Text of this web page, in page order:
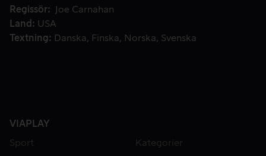
Regissör
Joe Carnahan
Land
USA
Textning
Danska Finska Norska Svenska
VIAPLAY
Sport
Kategorier